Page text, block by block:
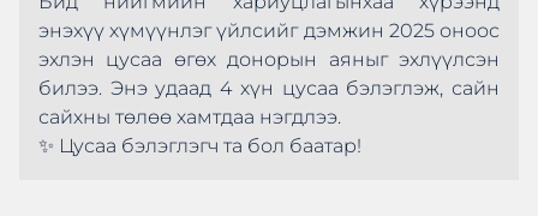
энэхүү хүмүүнлэг үйлсийг дэмжин 2025 оноос
эхлэн цусаа өгөх донорын аяныг эхлүүлсэн
билээ. Энэ удаад 4 хүн цусаа бэлэглэж, сайн
сайхны төлөө хамтдаа нэгдлээ.
✨ Цусаа бэлэглэгч та бол баатар!